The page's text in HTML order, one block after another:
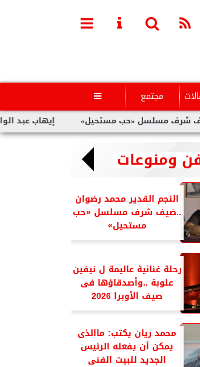
مجتمع 
إيهاب عبد الواحد مسلسل «حب مستحيل»
ومنوعات
النجم القدير محمد رضوان
..ضيف شرف مسلسل «حب
مستحيل»
رحلة غنائية عاليمة ل نيفين
علوبة ..وأصدقاؤها فى
صيف الأوبرا 2026
محمد ريان يكتب: ماالذى
يمكن أن يفعله الرئيس
الجديد للبيت الفنى